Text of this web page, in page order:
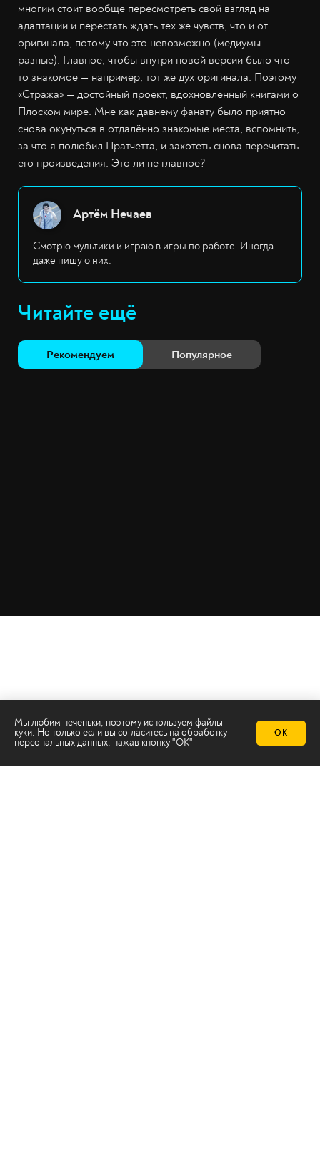
многим стоит вообще пересмотреть свой взгляд на
адаптации и перестать ждать тех же чувств, что и от
оригинала, потому что это невозможно (медиумы
разные). Главное, чтобы внутри новой версии было что-
то знакомое — например, тот же дух оригинала. Поэтому
«Стража» — достойный проект, вдохновлённый книгами о
Плоском мире. Мне как давнему фанату было приятно
снова окунуться в отдалённо знакомые места, вспомнить,
за что я полюбил Пратчетта, и захотеть снова перечитать
его произведения. Это ли не главное?
Артём Нечаев
Смотрю мультики и играю в игры по работе. Иногда
даже пишу о них.
Читайте ещё
Рекомендуем Популярное
Мы любим печеньки, поэтому используем файлы
куки. Но только если вы согласитесь на обработку
персональных данных, нажав кнопку "ОК"
ОК